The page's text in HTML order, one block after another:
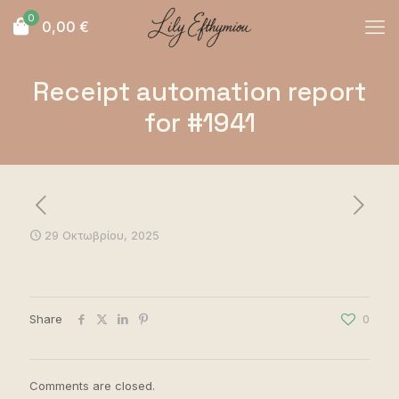
0 0,00 €
Receipt automation report
for #1941
29 Οκτωβρίου, 2025
Share 0
Comments are closed.